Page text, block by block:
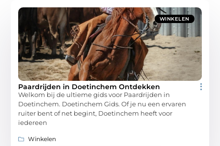
WINKELEN
Paardrijden in Doetinchem Ontdekken
Welkom bij de ultieme gids voor Paardrijden in
Doetinchem. Doetinchem Gids. Of je nu een ervaren
ruiter bent of net begint, Doetinchem heeft voor
iedereen
Winkelen